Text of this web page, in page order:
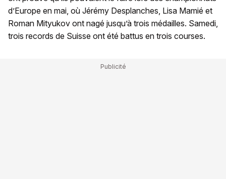
d’Europe en mai, où Jérémy Desplanches, Lisa Mamié et
Roman Mityukov ont nagé jusqu’à trois médailles. Samedi,
trois records de Suisse ont été battus en trois courses.